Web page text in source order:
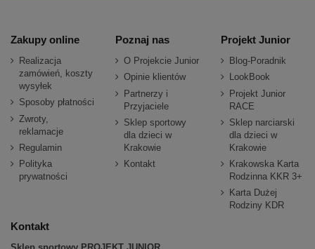
Zakupy online
Realizacja
zamówień, koszty
wysyłek
Sposoby płatności
Zwroty,
reklamacje
Regulamin
Polityka
prywatności
Poznaj nas
O Projekcie Junior
Opinie klientów
Partnerzy i
Przyjaciele
Sklep sportowy
dla dzieci w
Krakowie
Kontakt
Projekt Junior
Blog-Poradnik
LookBook
Projekt Junior
RACE
Sklep narciarski
dla dzieci w
Krakowie
Krakowska Karta
Rodzinna KKR 3+
Karta Dużej
Rodziny KDR
Kontakt